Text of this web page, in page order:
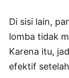
Di sisi lain,
lomba tidak
Karena itu,
efektif